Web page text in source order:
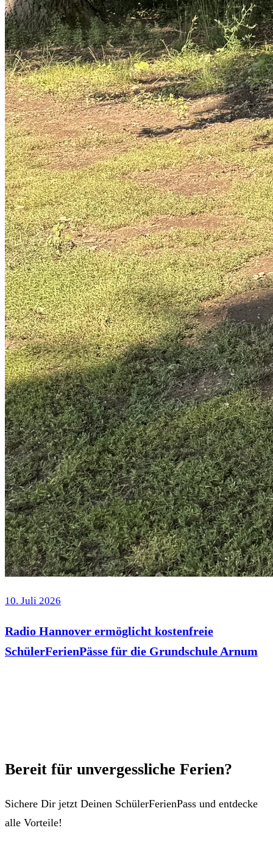
10. Juli 2026
Radio Hannover ermöglicht kostenfreie
SchülerFerienPässe für die Grundschule Arnum
Bereit für unvergessliche Ferien?
Sichere Dir jetzt Deinen SchülerFerienPass und entdecke
alle Vorteile!